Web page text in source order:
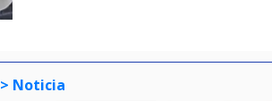
> Noticia